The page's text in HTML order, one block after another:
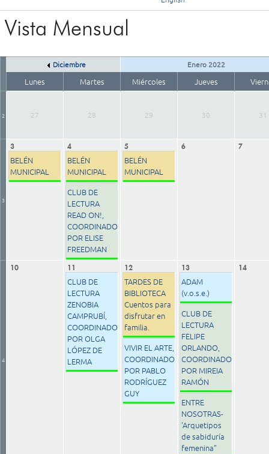
Vista Mensual
Diciembre Enero 2022
Lunes Martes Miércoles Jueves
2 27 28 29 30 31
3
3
BELÉN
MUNICIPAL
4
BELÉN
MUNICIPAL
CLUB DE
LECTURA
READ ON!,
COORDINADO
POR ELISE
FREEDMAN
5
BELÉN
MUNICIPAL
6 7
4
10 11
CLUB DE
LECTURA
ZENOBIA
CAMPRUBÍ,
COORDINADO
POR OLGA
LÓPEZ DE
LERMA
12
TARDES DE
BIBLIOTECA
Cuentos para
disfrutar en
familia.
VIVIR EL ARTE,
COORDINADO
POR PABLO
RODRÍGUEZ
GUY
13
ADAM
(v.o.s.e.)
CLUB DE
LECTURA
FELIPE
ORLANDO,
COORDINADO
POR MIREIA
RAMÓN
ENTRE
NOSOTRAS-
'Arquetipos
de sabiduría
femenina”
14